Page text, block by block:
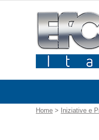
Home > Iniziative e